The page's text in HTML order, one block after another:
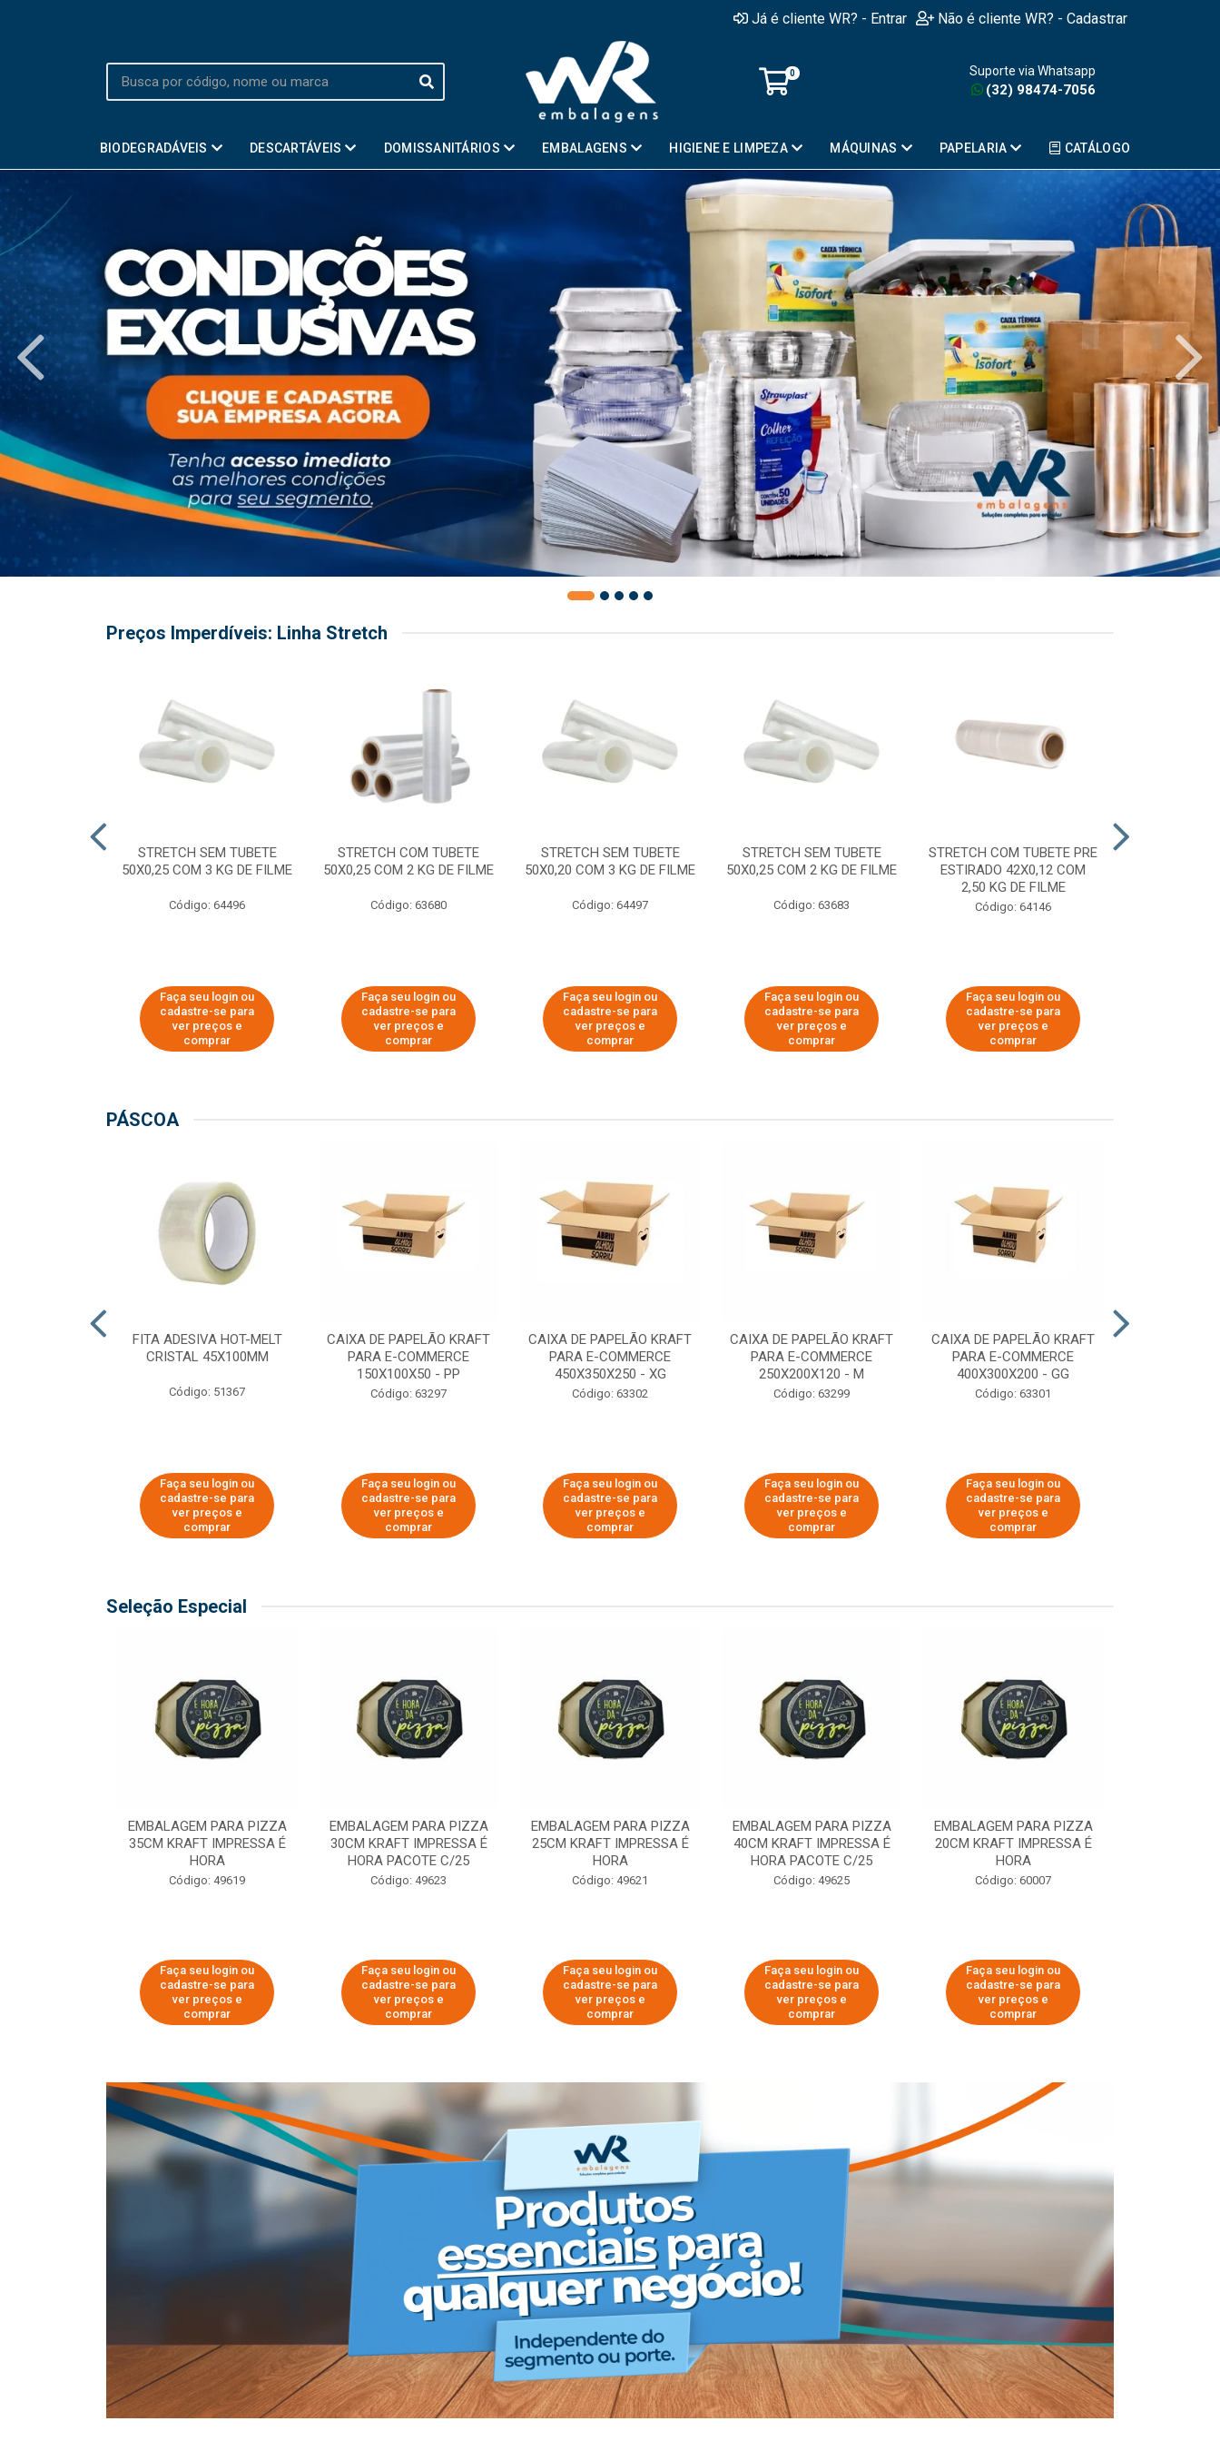
Já é cliente WR? - Entrar Não é cliente WR? - Cadastrar
0 Suporte via Whatsapp
(32) 98474-7056
BIODEGRADÁVEIS DESCARTÁVEIS DOMISSANITÁRIOS EMBALAGENS HIGIENE E LIMPEZA MÁQUINAS PAPELARIA CATÁLOGO
Preços Imperdíveis: Linha Stretch
STRETCH SEM TUBETE
50X0,25 COM 3 KG DE FILME
Código: 64496
Faça seu login ou
cadastre-se para
ver preços e
comprar
STRETCH COM TUBETE
50X0,25 COM 2 KG DE FILME
Código: 63680
Faça seu login ou
cadastre-se para
ver preços e
comprar
STRETCH SEM TUBETE
50X0,20 COM 3 KG DE FILME
Código: 64497
Faça seu login ou
cadastre-se para
ver preços e
comprar
STRETCH SEM TUBETE
50X0,25 COM 2 KG DE FILME
Código: 63683
Faça seu login ou
cadastre-se para
ver preços e
comprar
STRETCH COM TUBETE PRE
ESTIRADO 42X0,12 COM
2,50 KG DE FILME
Código: 64146
Faça seu login ou
cadastre-se para
ver preços e
comprar
PÁSCOA
FITA ADESIVA HOT-MELT
CRISTAL 45X100MM
Código: 51367
Faça seu login ou
cadastre-se para
ver preços e
comprar
CAIXA DE PAPELÃO KRAFT
PARA E-COMMERCE
150X100X50 - PP
Código: 63297
Faça seu login ou
cadastre-se para
ver preços e
comprar
CAIXA DE PAPELÃO KRAFT
PARA E-COMMERCE
450X350X250 - XG
Código: 63302
Faça seu login ou
cadastre-se para
ver preços e
comprar
CAIXA DE PAPELÃO KRAFT
PARA E-COMMERCE
250X200X120 - M
Código: 63299
Faça seu login ou
cadastre-se para
ver preços e
comprar
CAIXA DE PAPELÃO KRAFT
PARA E-COMMERCE
400X300X200 - GG
Código: 63301
Faça seu login ou
cadastre-se para
ver preços e
comprar
Seleção Especial
EMBALAGEM PARA PIZZA
35CM KRAFT IMPRESSA É
HORA
Código: 49619
Faça seu login ou
cadastre-se para
ver preços e
comprar
EMBALAGEM PARA PIZZA
30CM KRAFT IMPRESSA É
HORA PACOTE C/25
Código: 49623
Faça seu login ou
cadastre-se para
ver preços e
comprar
EMBALAGEM PARA PIZZA
25CM KRAFT IMPRESSA É
HORA
Código: 49621
Faça seu login ou
cadastre-se para
ver preços e
comprar
EMBALAGEM PARA PIZZA
40CM KRAFT IMPRESSA É
HORA PACOTE C/25
Código: 49625
Faça seu login ou
cadastre-se para
ver preços e
comprar
EMBALAGEM PARA PIZZA
20CM KRAFT IMPRESSA É
HORA
Código: 60007
Faça seu login ou
cadastre-se para
ver preços e
comprar